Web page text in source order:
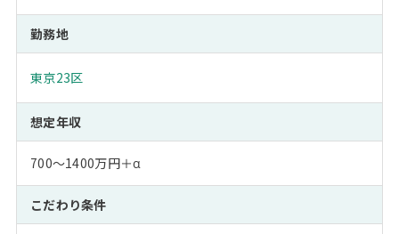
勤務地
東京23区
想定年収
700～1400万円＋α
こだわり条件